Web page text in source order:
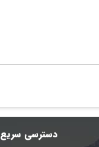
دسترسی سریع